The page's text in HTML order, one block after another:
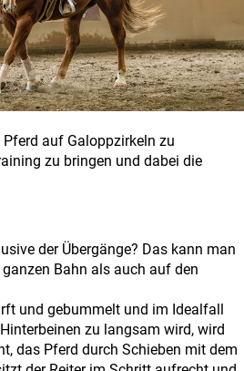
auf Galoppzirkeln zu
zu bringen und dabei die
der Übergänge? Das kann man
Bahn als auch auf den
und gebummelt und im Idealfall
zu langsam wird, wird
das Pferd durch Schieben mit dem